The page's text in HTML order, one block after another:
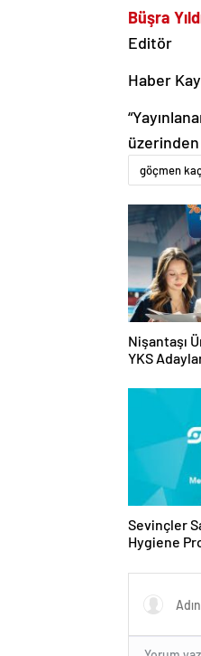
Büşra
Editör
Haber
göçmen
Nişantaşı
YKS
Sevinçler
Hygiene